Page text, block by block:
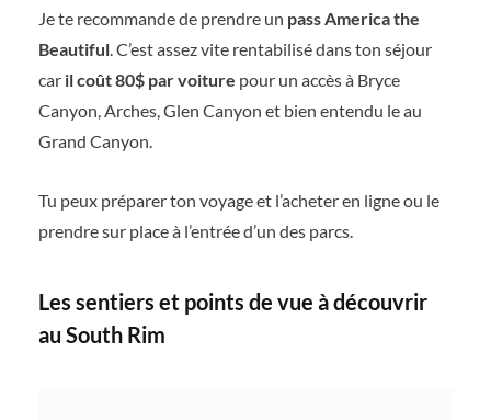
Je te recommande de prendre un pass America the
Beautiful . C’est assez vite rentabilisé dans ton séjour
car il coût 80$ par voiture pour un accès à Bryce
Canyon, Arches, Glen Canyon et bien entendu le au
Grand Canyon.
Tu peux préparer ton voyage et l’acheter en ligne ou le
prendre sur place à l’entrée d’un des parcs.
Les sentiers et points de vue à découvrir
au South Rim